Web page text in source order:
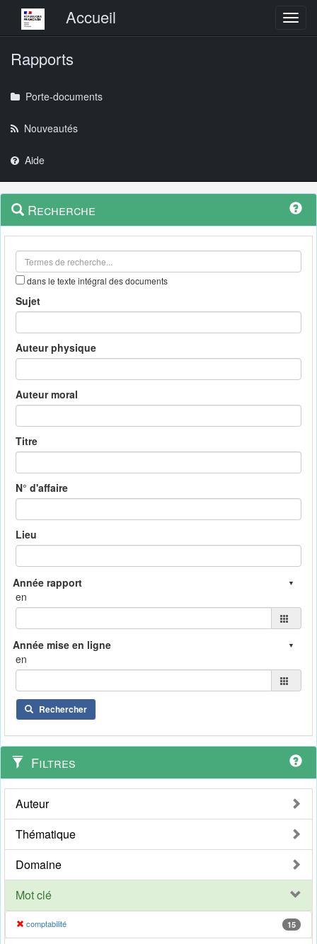
Menu principalAccueil
Rapports
Porte-documents
Nouveautés
Aide
Navigation
outils
Menu
contextuel
Recherche
dans le texte intégral des documents
Sujet
Auteur physique
Auteur moral
Titre
N° d'affaire
Lieu
en
en
Rechercher
Filtres
Auteur
Thématique
Domaine
Mot clé
comptabilité 15